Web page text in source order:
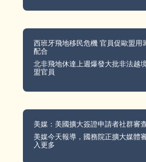
西班牙飛地移民危機 官員促歐盟用
配合
北非飛地休達上週爆發大批非法越
盟官員
美媒：美國擴大簽證申請者社群審
美媒今天報導，國務院正擴大媒體
入更多